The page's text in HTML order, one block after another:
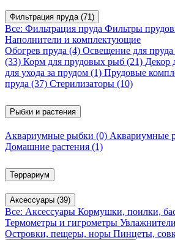
Фильтрация пруда (71)
Все: Фильтрация пруда Фильтры
Наполнители и комплектующие
Обогрев пруда (4) Освещение для пруда
(33) Корм для прудовых рыб (21) Декор
для ухода за прудом (1) Прудовые
пруда (37) Стерилизаторы (10)
Рыбки и растения
Аквариумные рыбки (0) Аквариумные
Домашние растения (1)
Террариум
Аксессуары (39)
Все: Аксессуары Кормушки, поилки,
Термометры и гигрометры
Островки, пещеры, норы Пинцеты,